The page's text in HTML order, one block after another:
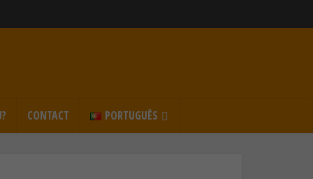
CONTACT PORTUGUÊS